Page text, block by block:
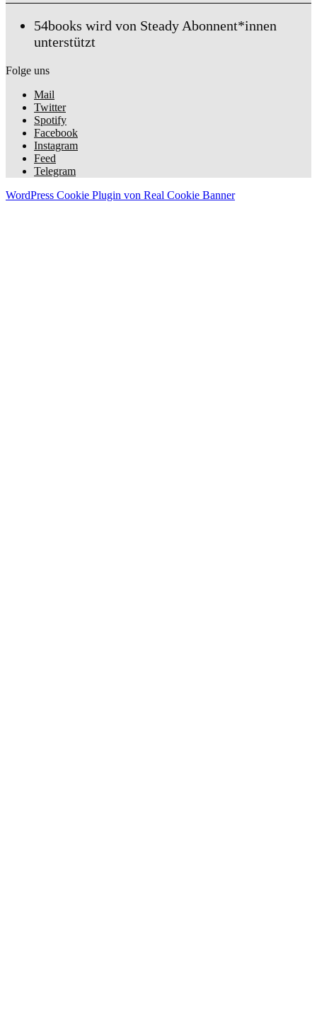
54books wird von Steady Abonnent*innen
unterstützt
Folge uns
Mail
Twitter
Spotify
Facebook
Instagram
Feed
Telegram
WordPress Cookie Plugin von Real Cookie Banner